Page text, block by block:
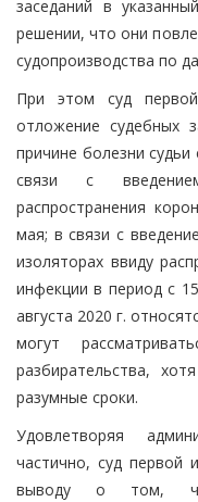
заседаний в
решении, что они
судопроизводства по
При этом суд
отложение судебных
причине болезни судьи
связи с
распространения
мая; в связи с
изоляторах ввиду
инфекции в период с
августа 2020 г.
могут
разбирательства,
разумные сроки.
Удовлетворяя
частично, суд первой
выводу о том,